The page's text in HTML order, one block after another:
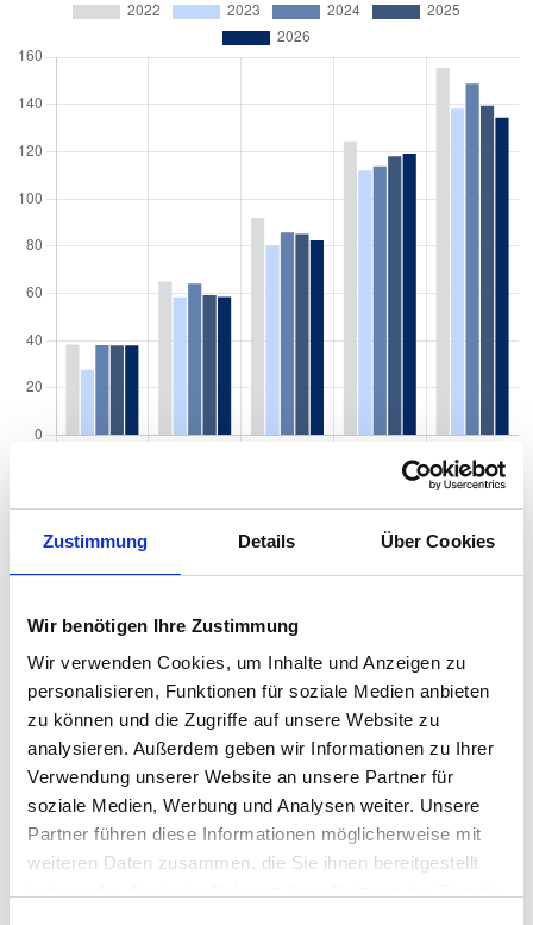
Zustimmung Details Über Cookies
Wir benötigen Ihre Zustimmung
Wir verwenden Cookies, um Inhalte und Anzeigen zu
personalisieren, Funktionen für soziale Medien anbieten
zu können und die Zugriffe auf unsere Website zu
analysieren. Außerdem geben wir Informationen zu Ihrer
Verwendung unserer Website an unsere Partner für
soziale Medien, Werbung und Analysen weiter. Unsere
Partner führen diese Informationen möglicherweise mit
weiteren Daten zusammen, die Sie ihnen bereitgestellt
Quadratmeterpreise in Berlin Hermsdorf für
Sonstige 4.875 € 5.076 € 4.809 €
Erdgeschosswohnung 4.898 € 4.814 € 4.574 €
Souterrain 4.283 € 4.211 € 4.244 €